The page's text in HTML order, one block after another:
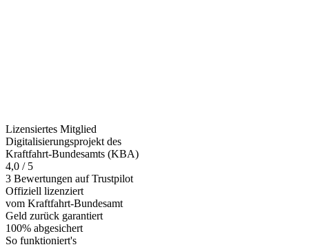
Lizensiertes Mitglied
Digitalisierungsprojekt des
Kraftfahrt-Bundesamts (KBA)
4,0 / 5
3 Bewertungen auf Trustpilot
Offiziell lizenziert
vom Kraftfahrt-Bundesamt
Geld zurück garantiert
100% abgesichert
So funktioniert's